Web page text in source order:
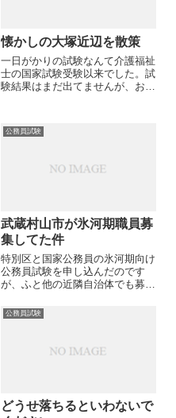
懐かしの大塚近辺を散策
一日がかりの試験なんて介護福祉
士の国家試験受験以来でした。試
験結果はまだ出てませんが、おそ
なにかしら楽しみがないと続かな
いふと思いついたのが懐かしの街
公務員試験
武蔵村山市が氷河期職員募
集してた件
特別区と国家公務員の氷河期向け
公務員試験を申し込んだのです
が、ふと他の近隣自治体でも募集
した。そしたら、ありました。東
京都下の自治体です。未だ、調べ
が募集をしていました。事務職の
公務員試験
どうせ落ちるといわないで